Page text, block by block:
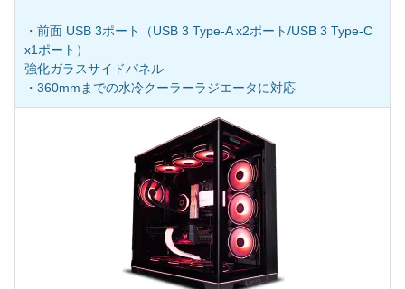
・前面 USB 3ポート（USB 3 Type-A x2ポート/USB 3 Type-C
x1ポート）
強化ガラスサイドパネル
・360mmまでの水冷クーラーラジエータに対応